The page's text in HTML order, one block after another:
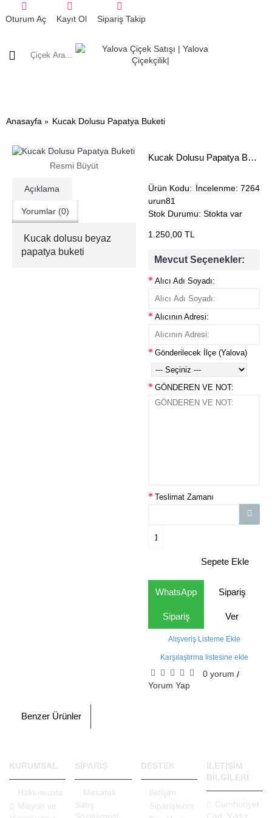
Oturum Aç Kayıt Ol Sipariş Takip
Anasayfa Kucak Dolusu Papatya Buketi
Resmi Büyüt
Açıklama
Yorumlar (0)
Kucak dolusu beyaz
papatya buketi
Kucak Dolusu Papatya Buketi
İncelenme: 7264
Ürün Kodu:
urun81
Stok Durumu: Stokta var
1.250,00 TL
Mevcut Seçenekler:
Alıcı Adı Soyadı:
Alıcının Adresi:
Gönderilecek İlçe (Yalova)
GÖNDEREN VE NOT:
Teslimat Zamanı
Sepete Ekle
Sipariş
Ver
WhatsApp
Sipariş
Alışveriş Listeme Ekle
Karşılaştırma listesine ekle
0 yorum /
Yorum Yap
Benzer Ürünler
KURUMSAL
Hakkımızda
Misyon ve
SİPARİŞ
Mesafeli
Satış
Sözleşmesi
DESTEK
İletişim
Siparişlerim
İLETİŞİM
BİLGİLERİ
Cumhuriyet
Cad. Yıldız